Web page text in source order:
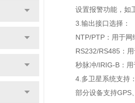
设置报警功能，如卫
3.输出接口选择：
NTP/PTP：用于网
RS232/RS485：用
秒脉冲/IRIG-B：用
4.多卫星系统支持
部分设备支持GPS、